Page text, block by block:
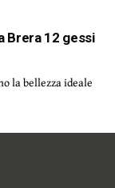
Brera 12 gessi
la bellezza ideale